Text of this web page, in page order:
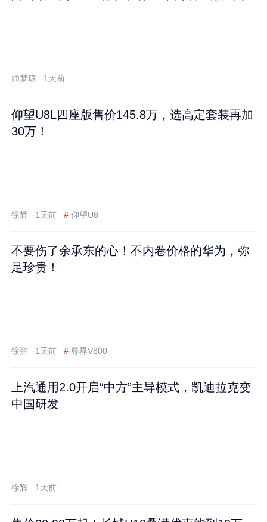
师梦琼 1天前
仰望U8L四座版售价145.8万，选高定套装再加
30万！
徐辉 1天前 # 仰望U8
不要伤了余承东的心！不内卷价格的华为，弥
足珍贵！
徐翀 1天前 # 尊界V800
上汽通用2.0开启“中方”主导模式，凯迪拉克变
中国研发
徐辉 1天前